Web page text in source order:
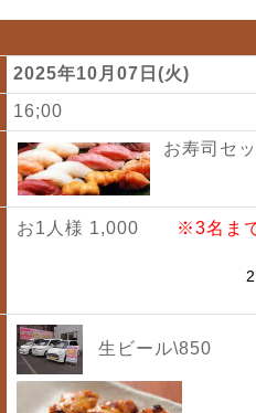
2025年10月07日(火)
16;00
お寿司セ
お1人様 1,000 ※3名ま
生ビール\850